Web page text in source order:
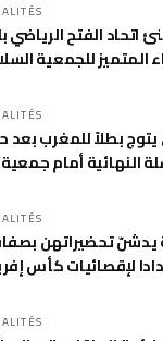
اتحاد الفتح الرياضي
المتميز للجمعية
يتوج بطلاً للمغرب
النهائية أمام
أقل من 18 سنة يدشنّ تحضيراتهن
لإقصائيات كأس